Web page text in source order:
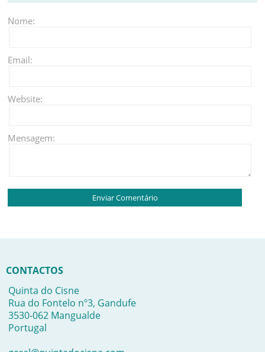
Nome:
Email:
Website:
Mensagem:
CONTACTOS
Quinta do Cisne
Rua do Fontelo nº3, Gandufe
3530-062 Mangualde
Portugal